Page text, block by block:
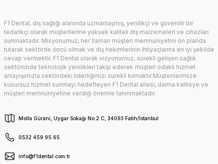
F1 Dental, diş sağlığı alanında uzmanlaşmış, yenilikçi ve güvenilir bir
tedarikçi olarak müşterilerine yüksek kaliteli diş malzemeleri ve cihazları
sunmaktadır. Misyonumuz, her zaman müşteri memnuniyetini ön planda
tutarak sektörde öncü olmak ve diş hekimlerinin ihtiyaçlarına en iyi şekilde
cevap vermektir. F1 Dental olarak vizyonumuz, sürekli gelişen sağlık
sektöründe teknolojik yenilikleri takip ederek müşteri odaklı hizmet
anlayışımızla sektördeki liderliğimizi sürekli kılmaktır.Müşterilerimize
kusursuz hizmet sunmayı hedefleyen F1 Dental ailesi, daima kaliteye ve
müşteri memnuniyetine verdiği önemle tanınmaktadır.
Molla Gürani, Uygar Sokağı No:2 C, 34093 Fatih/İstanbul
0532 459 95 65
info@f1dental.com.tr